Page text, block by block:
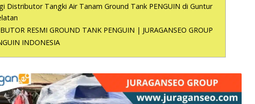
Distributor Tangki Air Tanam Ground Tank PENGUIN di Guntur
RESMI GROUND TANK PENGUIN | JURAGANSEO GROUP
INDONESIA